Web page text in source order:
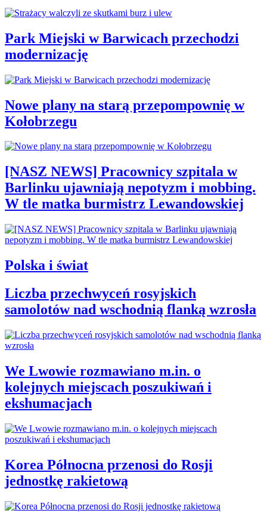
Park Miejski w Barwicach przechodzi
modernizację
Nowe plany na starą przepompownię w
Kołobrzegu
[NASZ NEWS] Pracownicy szpitala w
Barlinku ujawniają nepotyzm i mobbing.
W tle matka burmistrz Lewandowskiej
Polska i świat
Liczba przechwyceń rosyjskich
samolotów nad wschodnią flanką wzrosła
We Lwowie rozmawiano m.in. o
kolejnych miejscach poszukiwań i
ekshumacjach
Korea Północna przenosi do Rosji
jednostkę rakietową